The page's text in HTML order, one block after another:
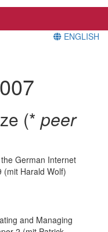
ENGLISH
(* peer
German Internet
(mit Harald Wolf)
and Managing